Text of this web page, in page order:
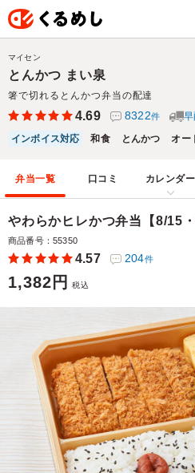
とんかつ まい泉
箸で切れるとんかつ弁当の配達
マイセン
4.69 8322件
インボイス対応
和食 とんかつ オー
弁当一覧 口コミ カレンダー
やわらかヒレかつ弁当【8/15
商品番号：55350
4.57 204件
1,382円 税込